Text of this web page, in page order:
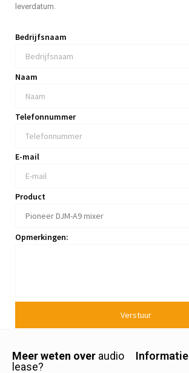
leverdatum.
Bedrijfsnaam
Naam
Telefonnummer
E-mail
Product
Opmerkingen:
Verstuur
Meer weten over audio
lease?
Informatie